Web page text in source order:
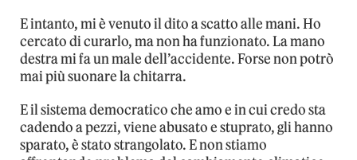
E intanto, mi è venuto il dito a scatto alle mani. Ho
cercato di curarlo, ma non ha funzionato. La mano
destra mi fa un male dell’accidente. Forse non potrò
mai più suonare la chitarra.
E il sistema democratico che amo e in cui credo sta
cadendo a pezzi, viene abusato e stuprato, gli hanno
sparato, è stato strangolato. E non stiamo